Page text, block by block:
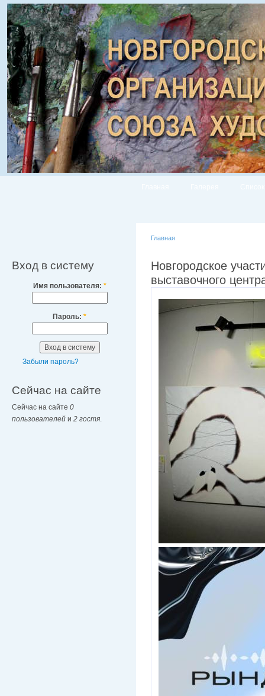
Вход в систему
Имя пользователя: *
Пароль: *
Забыли пароль?
Сейчас на сайте
Сейчас на сайте 0
пользователей и 2 гостя
Главная
Новгородское
выставочного